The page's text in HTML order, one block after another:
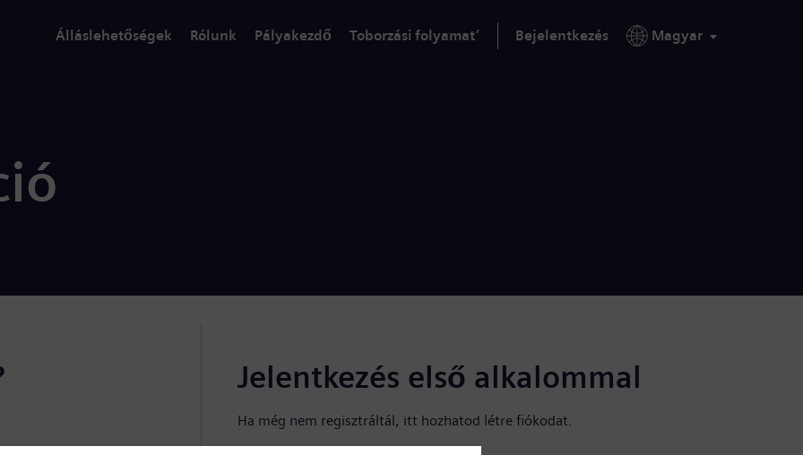
Álláslehetőségek Rólunk Pályakezdő Toborzási folyamat’ Bejelentkezés Magyar
Jelentkezés első alkalommal
Ha még nem regisztráltál, itt hozhatod létre fiókodat.